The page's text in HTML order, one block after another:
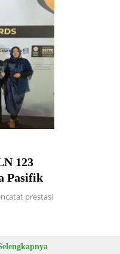
123
Pasifik
prestasi